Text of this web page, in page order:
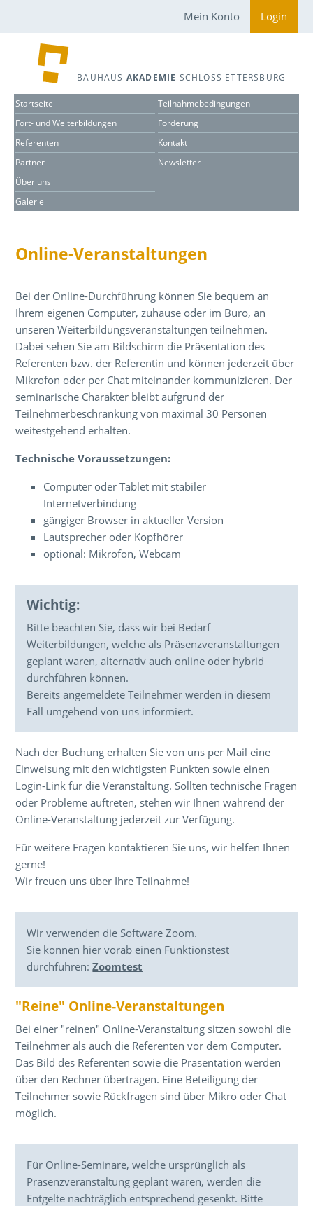
Mein Konto Login
BAUHAUS AKADEMIE SCHLOSS ETTERSBURG
Startseite
Fort- und Weiterbildungen
Referenten
Partner
Über uns
Galerie
Teilnahmebedingungen
Förderung
Kontakt
Newsletter
Online-Veranstaltungen
Bei der Online-Durchführung können Sie bequem an
Ihrem eigenen Computer, zuhause oder im Büro, an
unseren Weiterbildungsveranstaltungen teilnehmen.
Dabei sehen Sie am Bildschirm die Präsentation des
Referenten bzw. der Referentin und können jederzeit über
Mikrofon oder per Chat miteinander kommunizieren. Der
seminarische Charakter bleibt aufgrund der
Teilnehmerbeschränkung von maximal 30 Personen
weitestgehend erhalten.
Technische Voraussetzungen:
Computer oder Tablet mit stabiler
Internetverbindung
gängiger Browser in aktueller Version
Lautsprecher oder Kopfhörer
optional: Mikrofon, Webcam
Wichtig:
Bitte beachten Sie, dass wir bei Bedarf
Weiterbildungen, welche als Präsenzveranstaltungen
geplant waren, alternativ auch online oder hybrid
durchführen können.
Bereits angemeldete Teilnehmer werden in diesem
Fall umgehend von uns informiert.
Nach der Buchung erhalten Sie von uns per Mail eine
Einweisung mit den wichtigsten Punkten sowie einen
Login-Link für die Veranstaltung. Sollten technische Fragen
oder Probleme auftreten, stehen wir Ihnen während der
Online-Veranstaltung jederzeit zur Verfügung.
Für weitere Fragen kontaktieren Sie uns, wir helfen Ihnen
gerne!
Wir freuen uns über Ihre Teilnahme!
Wir verwenden die Software Zoom.
Sie können hier vorab einen Funktionstest
durchführen:Zoomtest
"Reine" Online-Veranstaltungen
Bei einer "reinen" Online-Veranstaltung sitzen sowohl die
Teilnehmer als auch die Referenten vor dem Computer.
Das Bild des Referenten sowie die Präsentation werden
über den Rechner übertragen. Eine Beteiligung der
Teilnehmer sowie Rückfragen sind über Mikro oder Chat
möglich.
Für Online-Seminare, welche ursprünglich als
Präsenzveranstaltung geplant waren, werden die
Entgelte nachträglich entsprechend gesenkt. Bitte